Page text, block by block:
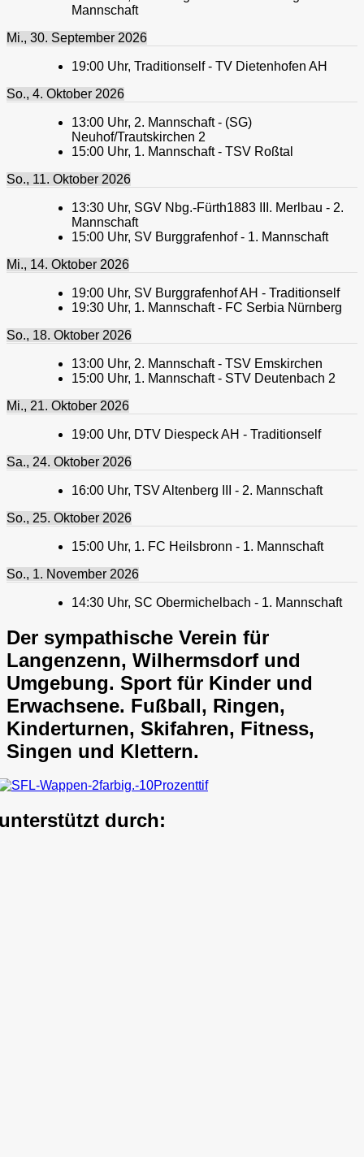
Mannschaft
Mi., 30. September 2026
19:00 Uhr, Traditionself - TV Dietenhofen AH
So., 4. Oktober 2026
13:00 Uhr, 2. Mannschaft - (SG)
Neuhof/Trautskirchen 2
15:00 Uhr, 1. Mannschaft - TSV Roßtal
So., 11. Oktober 2026
13:30 Uhr, SGV Nbg.-Fürth1883 III. Merlbau - 2.
Mannschaft
15:00 Uhr, SV Burggrafenhof - 1. Mannschaft
Mi., 14. Oktober 2026
19:00 Uhr, SV Burggrafenhof AH - Traditionself
19:30 Uhr, 1. Mannschaft - FC Serbia Nürnberg
So., 18. Oktober 2026
13:00 Uhr, 2. Mannschaft - TSV Emskirchen
15:00 Uhr, 1. Mannschaft - STV Deutenbach 2
Mi., 21. Oktober 2026
19:00 Uhr, DTV Diespeck AH - Traditionself
Sa., 24. Oktober 2026
16:00 Uhr, TSV Altenberg III - 2. Mannschaft
So., 25. Oktober 2026
15:00 Uhr, 1. FC Heilsbronn - 1. Mannschaft
So., 1. November 2026
14:30 Uhr, SC Obermichelbach - 1. Mannschaft
Der sympathische Verein für
Langenzenn, Wilhermsdorf und
Umgebung. Sport für Kinder und
Erwachsene. Fußball, Ringen,
Kinderturnen, Skifahren, Fitness,
Singen und Klettern.
durch: